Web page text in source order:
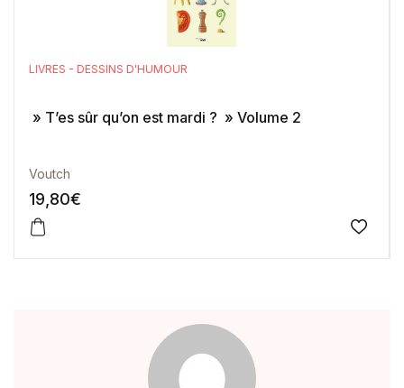
LIVRES - DESSINS D'HUMOUR
» T’es sûr qu’on est mardi ? » Volume 2
Voutch
19,80€